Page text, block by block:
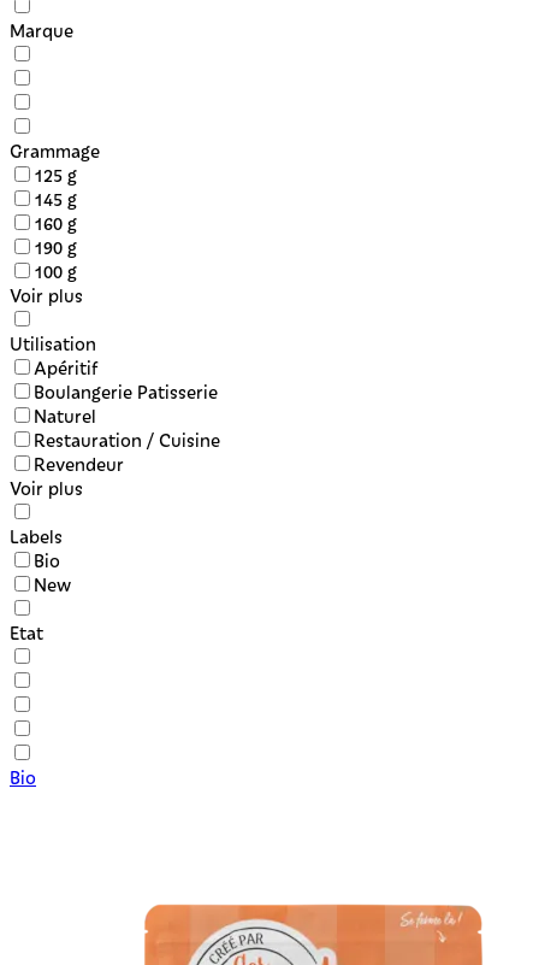
Marque
Grammage
125 g
145 g
160 g
190 g
100 g
Voir plus
Utilisation
Apéritif
Boulangerie Patisserie
Naturel
Restauration / Cuisine
Revendeur
Voir plus
Labels
Bio
New
Etat
Bio